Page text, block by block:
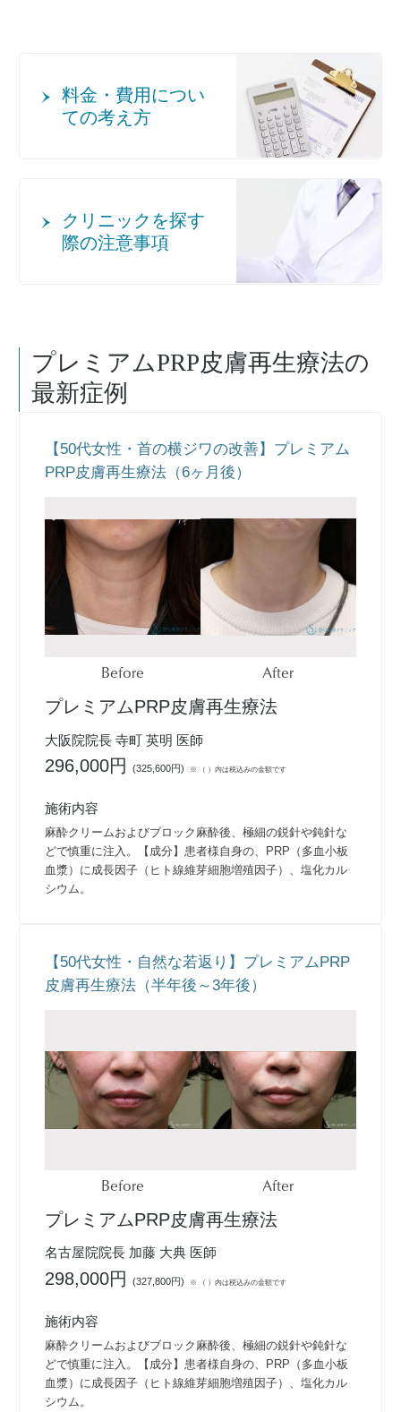
料金・費用につい
ての考え方
クリニックを探す
際の注意事項
プレミアムPRP皮膚再生療法の
最新症例
【50代女性・首の横ジワの改善】プレミアム
PRP皮膚再生療法（6ヶ月後）
Before After
プレミアムPRP皮膚再生療法
大阪院院長 寺町 英明 医師
296,000円(325,600円) ※ （ ）内は税込みの金額です
施術内容
麻酔クリームおよびブロック麻酔後、極細の鋭針や鈍針な
どで慎重に注入。【成分】患者様自身の、PRP（多血小板
血漿）に成長因子（ヒト線維芽細胞増殖因子）、塩化カル
シウム。
【50代女性・自然な若返り】プレミアムPRP
皮膚再生療法（半年後～3年後）
Before After
プレミアムPRP皮膚再生療法
名古屋院院長 加藤 大典 医師
298,000円(327,800円) ※ （ ）内は税込みの金額です
施術内容
麻酔クリームおよびブロック麻酔後、極細の鋭針や鈍針な
どで慎重に注入。【成分】患者様自身の、PRP（多血小板
血漿）に成長因子（ヒト線維芽細胞増殖因子）、塩化カル
シウム。